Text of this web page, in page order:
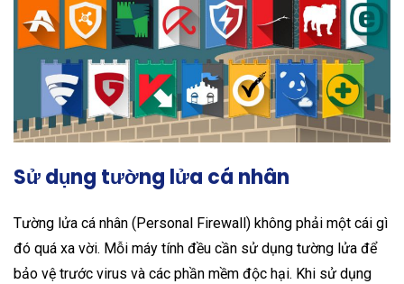
Sử dụng tường lửa cá nhân
Tường lửa cá nhân (Personal Firewall) không phải một cái gì
đó quá xa vời. Mỗi máy tính đều cần sử dụng tường lửa để
bảo vệ trước virus và các phần mềm độc hại. Khi sử dụng